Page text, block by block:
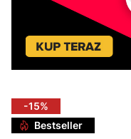
-15%
Bestseller